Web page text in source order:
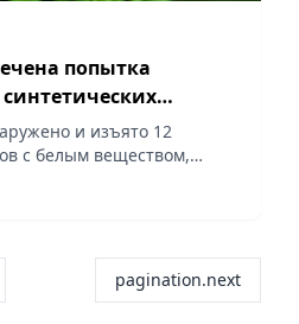
попытка
и изъято 12
с белым веществом,
pagination.next